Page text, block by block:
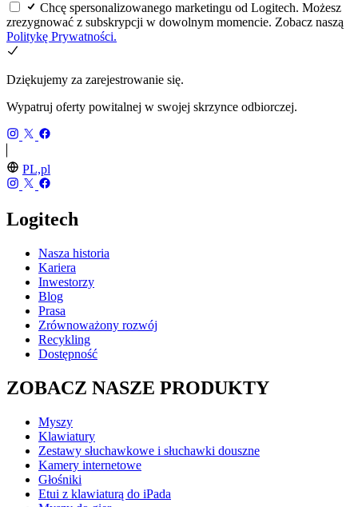
Chcę spersonalizowanego marketingu od Logitech. Możesz
zrezygnować z subskrypcji w dowolnym momencie. Zobacz naszą
Politykę Prywatności.
Dziękujemy za zarejestrowanie się.
Wypatruj oferty powitalnej w swojej skrzynce odbiorczej.
PL,pl
Logitech
Nasza historia
Kariera
Inwestorzy
Blog
Prasa
Zrównoważony rozwój
Recykling
Dostępność
ZOBACZ NASZE PRODUKTY
Myszy
Klawiatury
Zestawy słuchawkowe i słuchawki douszne
Kamery internetowe
Głośniki
Etui z klawiaturą do iPada